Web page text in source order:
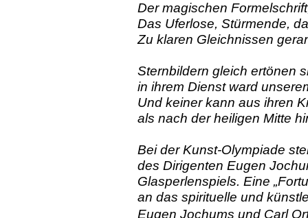
Der magischen
Das Uferlose, Stürmende,
Zu klaren Gleichnissen
Sternbildern gleich ertönen
in ihrem Dienst ward
Und keiner kann aus ihren
als nach der heiligen Mitte
Bei der Kunst-Olympiade
des Dirigenten Eugen
Glasperlenspiels. Eine
an das spirituelle und
Eugen Jochums und Carl